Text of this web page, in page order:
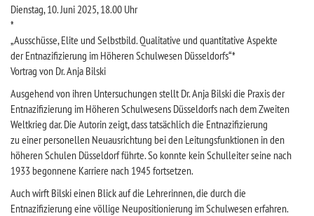
Dienstag, 10. Juni 2025, 18.00 Uhr
*
„Ausschüsse, Elite und Selbstbild. Qualitative und quantitative Aspekte
der Entnazifizierung im Höheren Schulwesen Düsseldorfs“*
Vortrag von Dr. Anja Bilski
Ausgehend von ihren Untersuchungen stellt Dr. Anja Bilski die Praxis der
Entnazifizierung im Höheren Schulwesens Düsseldorfs nach dem Zweiten
Weltkrieg dar. Die Autorin zeigt, dass tatsächlich die Entnazifizierung
zu einer personellen Neuausrichtung bei den Leitungsfunktionen in den
höheren Schulen Düsseldorf führte. So konnte kein Schulleiter seine nach
1933 begonnene Karriere nach 1945 fortsetzen.
Auch wirft Bilski einen Blick auf die Lehrerinnen, die durch die
Entnazifizierung eine völlige Neupositionierung im Schulwesen erfahren.